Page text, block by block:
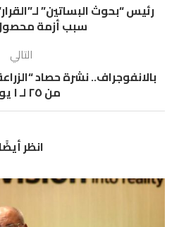
سبب أزمة
التالي
بالانفوجراف.. نشرة حصاد
من ٢٥ لـ ١ يوليو
انظر أيضًا